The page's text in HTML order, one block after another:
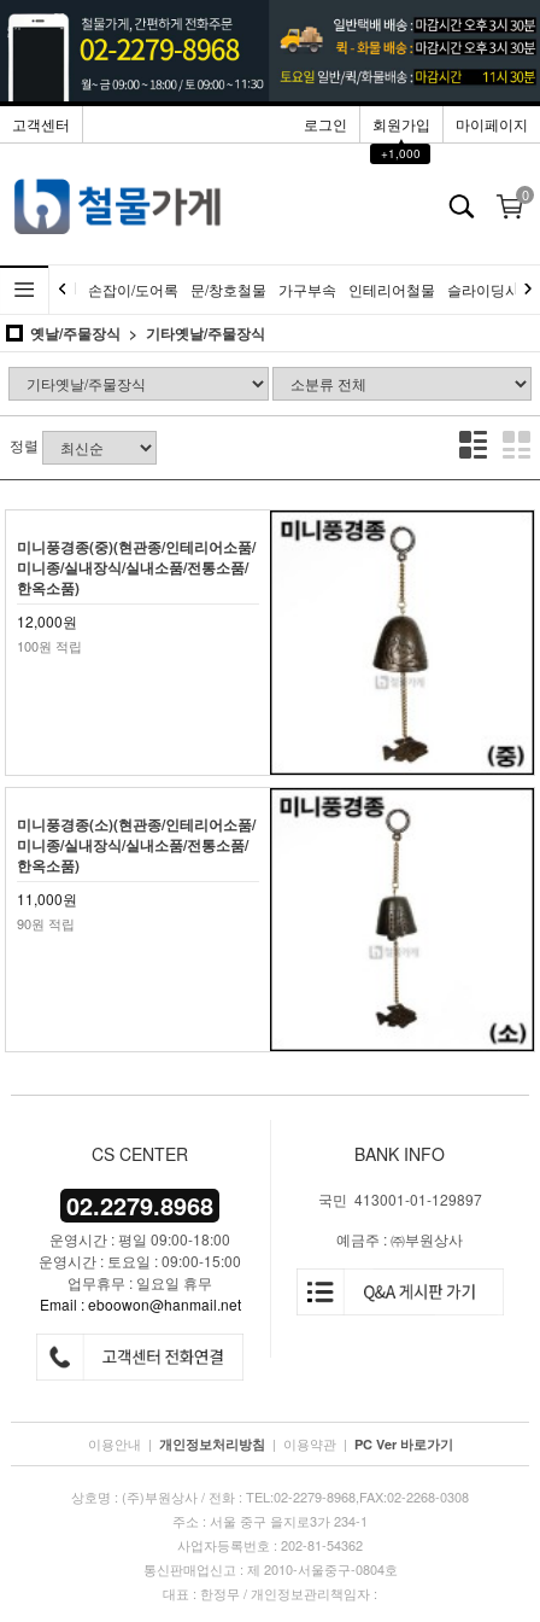
고객센터 로그인 회원가입
▲
+1,000
마이페이지
0
손잡이/도어록 문/창호철물 가구부속 인테리어철물 슬라이딩시스
옛날/주물장식 기타옛날/주물장식
정렬
미니풍경종(중)(현관종/인테리어소품/
미니종/실내장식/실내소품/전통소품/
한옥소품)
12,000원
100원 적립
미니풍경종(소)(현관종/인테리어소품/
미니종/실내장식/실내소품/전통소품/
한옥소품)
11,000원
90원 적립
CS CENTER
02.2279.8968
운영시간 : 평일 09:00-18:00
운영시간 : 토요일 : 09:00-15:00
업무휴무 : 일요일 휴무
Email : eboowon@hanmail.net
BANK INFO
국민 413001-01-129897
예금주 : ㈜부원상사
이용안내 | 개인정보처리방침 | 이용약관 | PC Ver 바로가기
상호명 : (주)부원상사 / 전화 : TEL:02-2279-8968,FAX:02-2268-0308
주소 : 서울 중구 을지로3가 234-1
사업자등록번호 : 202-81-54362
통신판매업신고 : 제 2010-서울중구-0804호
대표 : 한정무 / 개인정보관리책임자 :